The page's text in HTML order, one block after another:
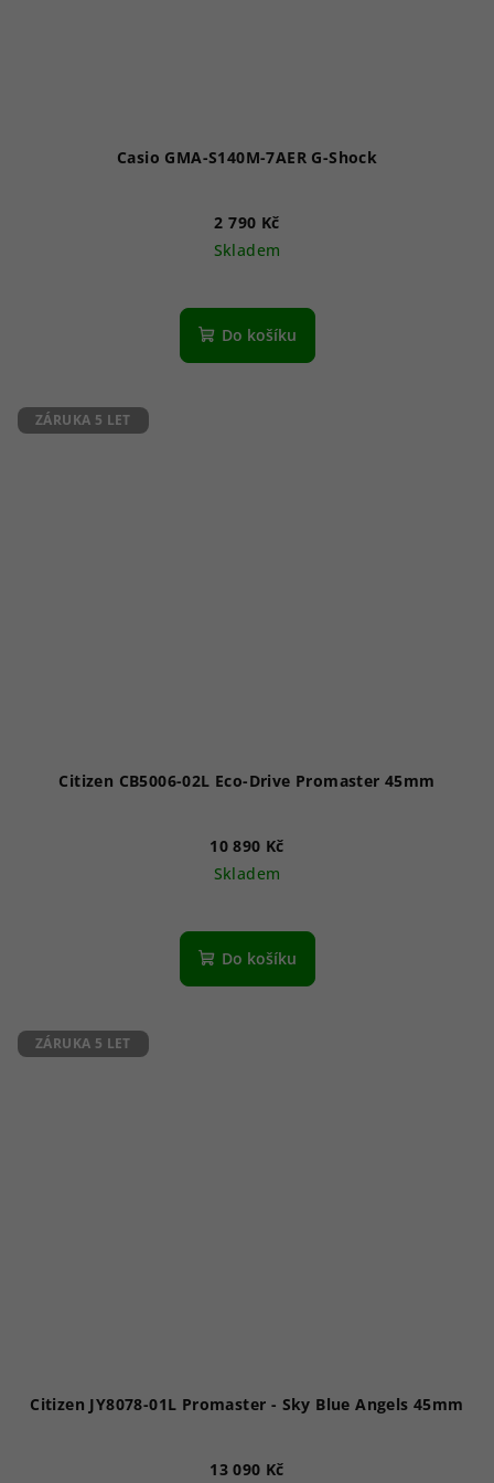
Casio GMA-S140M-7AER G-Shock
2 790 Kč
Skladem
hodnocení
produktu
Do košíku
ZÁRUKA 5 LET
Citizen CB5006-02L Eco-Drive Promaster 45mm
10 890 Kč
Skladem
hodnocení
produktu
Do košíku
ZÁRUKA 5 LET
Citizen JY8078-01L Promaster - Sky Blue Angels 45mm
13 090 Kč